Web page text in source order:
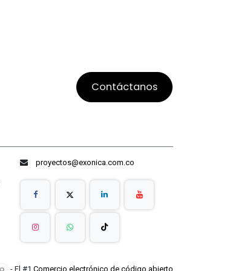
Contáctanos
proyectos@exonica.com.co
- El #1 Comercio electrónico de código abierto